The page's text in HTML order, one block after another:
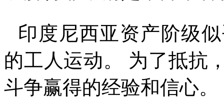
印度尼西亚资产阶级
的工人运动。
为了抵抗
斗争赢得的经验和信心。